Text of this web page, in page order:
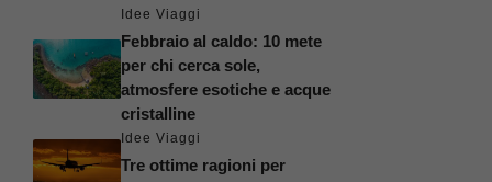
Idee Viaggi
Febbraio al caldo: 10 mete
per chi cerca sole,
atmosfere esotiche e acque
cristalline
Idee Viaggi
Tre ottime ragioni per